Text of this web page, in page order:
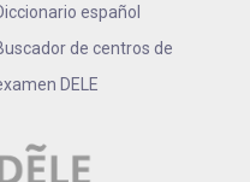
español
de centros de
DELE